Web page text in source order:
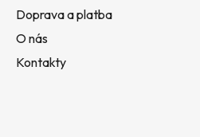
Doprava a platba
O nás
Kontakty